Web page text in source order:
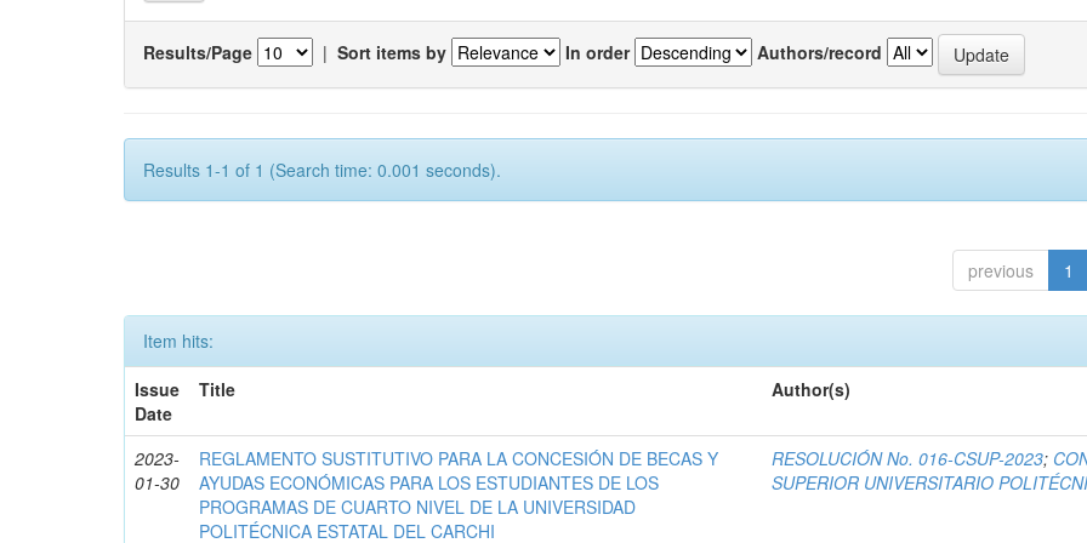
Results/Page | Sort items by In order Authors/record
Results 1-1 of 1 (Search time: 0.001 seconds).
previous 1
Item hits:
Issue
Date
Title Author(s)
2023-
01-30
REGLAMENTO SUSTITUTIVO PARA LA CONCESIÓN DE BECAS Y
AYUDAS ECONÓMICAS PARA LOS ESTUDIANTES DE LOS
PROGRAMAS DE CUARTO NIVEL DE LA UNIVERSIDAD
POLITÉCNICA ESTATAL DEL CARCHI
RESOLUCIÓN No. 016-CSUP-2023;
SUPERIOR UNIVERSITARIO